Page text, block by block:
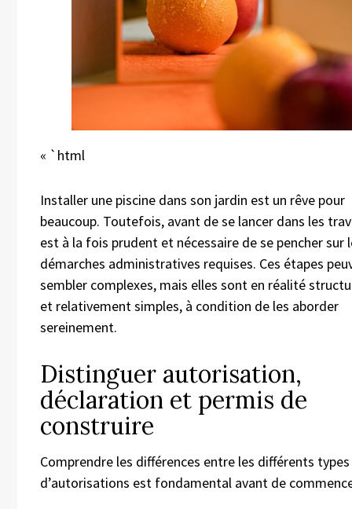
« `html
Installer une piscine dans son jardin est un rêve pour
beaucoup. Toutefois, avant de se lancer dans les
est à la fois prudent et nécessaire de se pencher sur
démarches administratives requises. Ces étapes
sembler complexes, mais elles sont en réalité
et relativement simples, à condition de les aborder
sereinement.
Distinguer autorisation,
déclaration et permis de
construire
Comprendre les différences entre les différents types
d’autorisations est fondamental avant de